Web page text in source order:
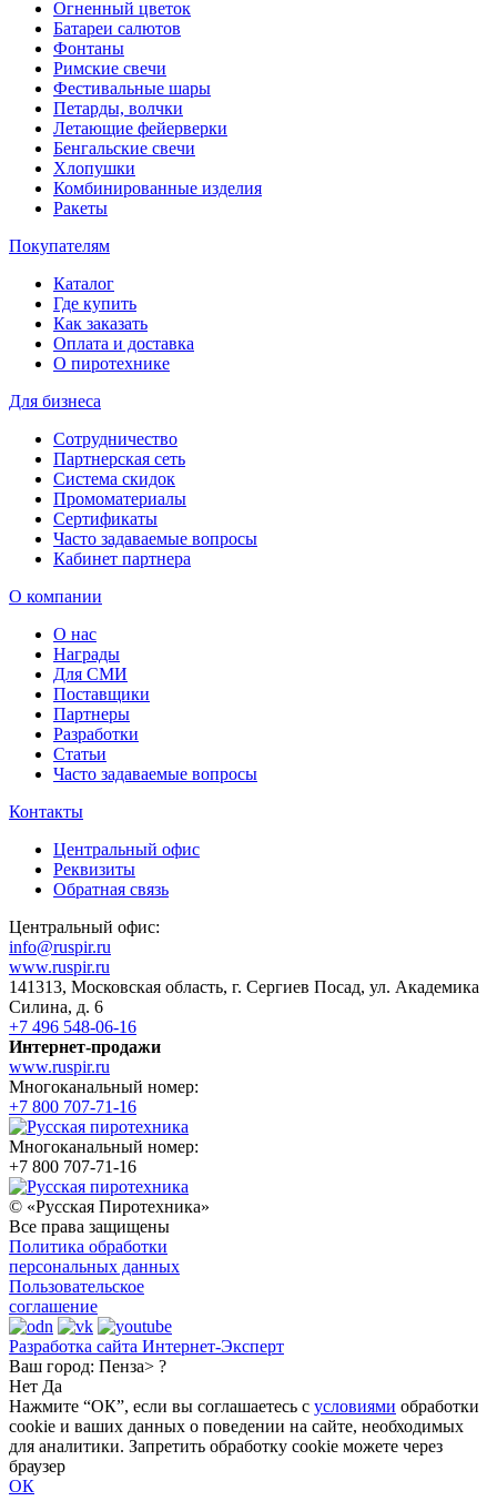
Огненный цветок
Батареи салютов
Фонтаны
Римские свечи
Фестивальные шары
Петарды, волчки
Летающие фейерверки
Бенгальские свечи
Хлопушки
Комбинированные изделия
Ракеты
Покупателям
Каталог
Где купить
Как заказать
Оплата и доставка
О пиротехнике
Для бизнеса
Сотрудничество
Партнерская сеть
Система скидок
Промоматериалы
Сертификаты
Часто задаваемые вопросы
Кабинет партнера
О компании
О нас
Награды
Для СМИ
Поставщики
Партнеры
Разработки
Статьи
Часто задаваемые вопросы
Контакты
Центральный офис
Реквизиты
Обратная связь
Центральный офис:
info@ruspir.ru
www.ruspir.ru
141313, Московская область, г. Сергиев Посад, ул. Академика
Силина, д. 6
+7 496 548-06-16
Интернет-продажи
www.ruspir.ru
Многоканальный номер:
+7 800 707-71-16
Многоканальный номер:
+7 800 707-71-16
© «Русская Пиротехника»
Все права защищены
Политика обработки
персональных данных
Пользовательское
соглашение
Разработка сайта Интернет-Эксперт
Ваш город: Пенза> ?
Нет Да
Нажмите “ОК”, если вы соглашаетесь с условиями обработки
cookie и ваших данных о поведении на сайте, необходимых
для аналитики. Запретить обработку cookie можете через
браузер
ОК